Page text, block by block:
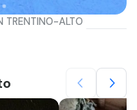
TRENTINO-ALTO